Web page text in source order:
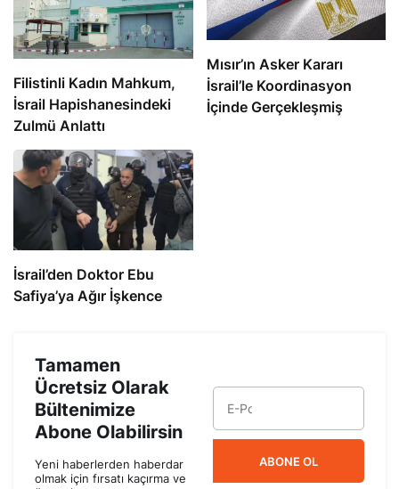
Filistinli Kadın Mahkum,
İsrail Hapishanesindeki
Zulmü Anlattı
Mısır’ın Asker Kararı
İsrail’le Koordinasyon
İçinde Gerçekleşmiş
İsrail’den Doktor Ebu
Safiya’ya Ağır İşkence
Tamamen
Ücretsiz Olarak
Bültenimize
Abone Olabilirsin
Yeni haberlerden haberdar
olmak için fırsatı kaçırma ve
ABONE OL